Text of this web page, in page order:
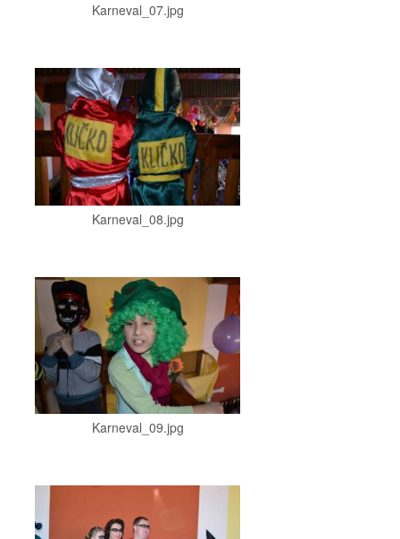
Karneval_07.jpg
Karneval_08.jpg
Karneval_09.jpg